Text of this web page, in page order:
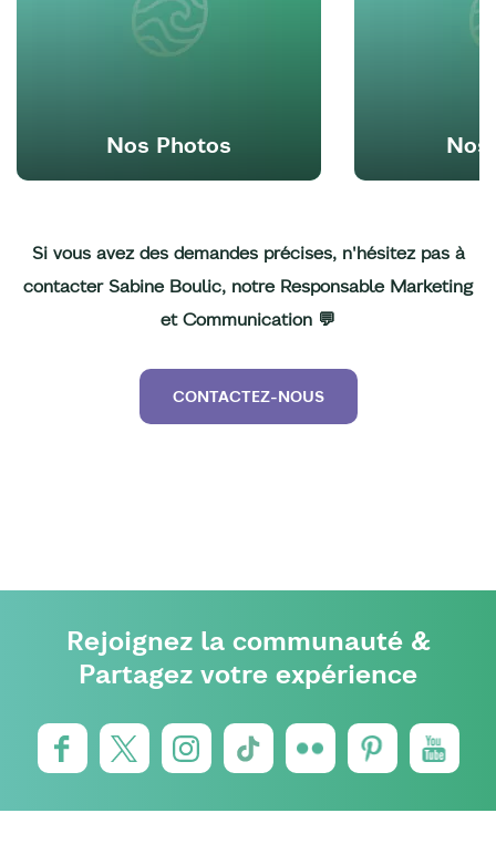
Nos Photos Nos
Si vous avez des demandes précises, n'hésitez pas à
contacter Sabine Boulic, notre Responsable Marketing
et Communication 💬
CONTACTEZ-NOUS
Rejoignez la communauté &
Partagez votre expérience